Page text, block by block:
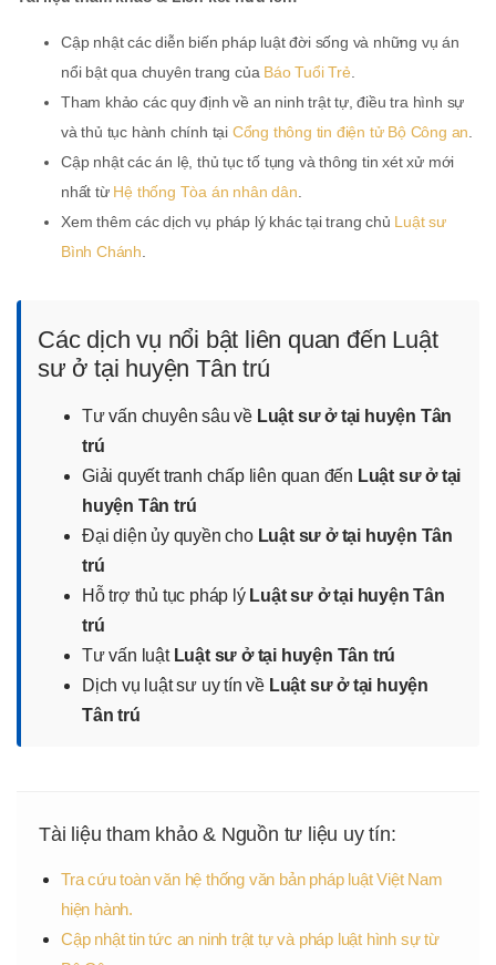
Cập nhật các diễn biến pháp luật đời sống và những vụ án
nổi bật qua chuyên trang của Báo Tuổi Trẻ.
Tham khảo các quy định về an ninh trật tự, điều tra hình sự
và thủ tục hành chính tại Cổng thông tin điện tử Bộ Công an.
Cập nhật các án lệ, thủ tục tố tụng và thông tin xét xử mới
nhất từ Hệ thống Tòa án nhân dân.
Xem thêm các dịch vụ pháp lý khác tại trang chủ Luật sư
Bình Chánh.
Các dịch vụ nổi bật liên quan đến Luật
sư ở tại huyện Tân trú
Tư vấn chuyên sâu về Luật sư ở tại huyện Tân
trú
Giải quyết tranh chấp liên quan đến Luật sư ở tại
huyện Tân trú
Đại diện ủy quyền cho Luật sư ở tại huyện Tân
trú
Hỗ trợ thủ tục pháp lý Luật sư ở tại huyện Tân
trú
Tư vấn luật Luật sư ở tại huyện Tân trú
Dịch vụ luật sư uy tín về Luật sư ở tại huyện
Tân trú
Tài liệu tham khảo & Nguồn tư liệu uy tín:
Tra cứu toàn văn hệ thống văn bản pháp luật Việt Nam
hiện hành.
Cập nhật tin tức an ninh trật tự và pháp luật hình sự từ